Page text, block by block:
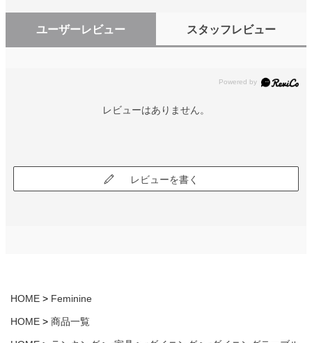
ユーザーレビュー スタッフレビュー
レビューはありません。
レビューを書く
HOME Feminine
HOME 商品一覧